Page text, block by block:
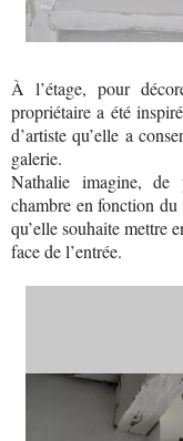
À l’étage, pour
propriétaire a été
d’artiste qu’elle a
galerie.
Nathalie imagine, de
chambre en fonction
qu’elle souhaite mettre
face de l’entrée.